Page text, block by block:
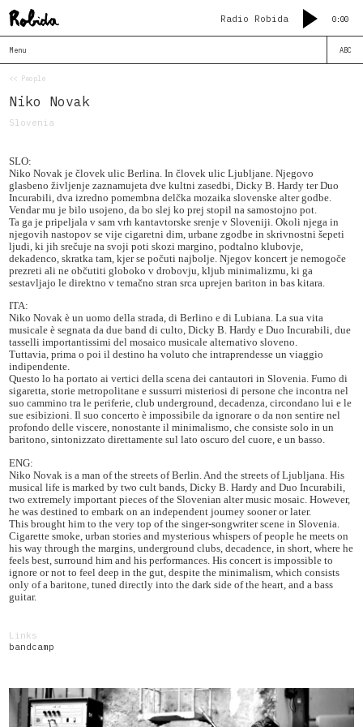
Radio Robida 0:00
Menu
<< People
Niko Novak
Slovenia
SLO:
Niko Novak je človek ulic Berlina. In človek ulic Ljubljane. Njegovo
glasbeno življenje zaznamujeta dve kultni zasedbi, Dicky B. Hardy ter Duo
Incurabili, dva izredno pomembna delčka mozaika slovenske alter godbe.
Vendar mu je bilo usojeno, da bo slej ko prej stopil na samostojno pot.
Ta ga je pripeljala v sam vrh kantavtorske srenje v Sloveniji. Okoli njega in
njegovih nastopov se vije cigaretni dim, urbane zgodbe in skrivnostni šepeti
ljudi, ki jih srečuje na svoji poti skozi margino, podtalno klubovje,
dekadenco, skratka tam, kjer se počuti najbolje. Njegov koncert je nemogoče
prezreti ali ne občutiti globoko v drobovju, kljub minimalizmu, ki ga
sestavljajo le direktno v temačno stran srca uprejen bariton in bas kitara.
ITA:
Niko Novak è un uomo della strada, di Berlino e di Lubiana. La sua vita
musicale è segnata da due band di culto, Dicky B. Hardy e Duo Incurabili, due
tasselli importantissimi del mosaico musicale alternativo sloveno.
Tuttavia, prima o poi il destino ha voluto che intraprendesse un viaggio
indipendente.
Questo lo ha portato ai vertici della scena dei cantautori in Slovenia. Fumo di
sigaretta, storie metropolitane e sussurri misteriosi di persone che incontra nel
suo cammino tra le periferie, club underground, decadenza, circondano lui e le
sue esibizioni. Il suo concerto è impossibile da ignorare o da non sentire nel
profondo delle viscere, nonostante il minimalismo, che consiste solo in un
baritono, sintonizzato direttamente sul lato oscuro del cuore, e un basso.
ENG:
Niko Novak is a man of the streets of Berlin. And the streets of Ljubljana. His
musical life is marked by two cult bands, Dicky B. Hardy and Duo Incurabili,
two extremely important pieces of the Slovenian alter music mosaic. However,
he was destined to embark on an independent journey sooner or later.
This brought him to the very top of the singer-songwriter scene in Slovenia.
Cigarette smoke, urban stories and mysterious whispers of people he meets on
his way through the margins, underground clubs, decadence, in short, where he
feels best, surround him and his performances. His concert is impossible to
ignore or not to feel deep in the gut, despite the minimalism, which consists
only of a baritone, tuned directly into the dark side of the heart, and a bass
guitar.
Links
bandcamp
ABC